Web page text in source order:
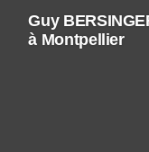
Guy
à Montpellier